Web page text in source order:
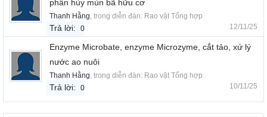
phân hủy mùn bã hữu cơ
Thanh Hằng, trong diễn đàn: Rao vặt Tổng hợp
Trả lời: 0 12/11/25
Enzyme Microbate, enzyme Microzyme, cắt tảo, xứ lý
nước ao nuôi
Thanh Hằng, trong diễn đàn: Rao vặt Tổng hợp
Trả lời: 0 10/11/25